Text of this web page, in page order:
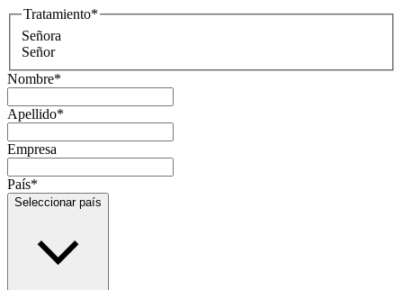
Tratamiento*
Señora
Señor
Nombre*
Apellido*
Empresa
País*
Seleccionar país